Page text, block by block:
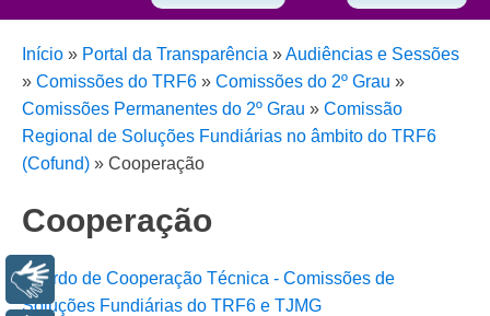
Início » Portal da Transparência »Audiências e Sessões
» Comissões do TRF6 » Comissões do 2º Grau »
Comissões Permanentes do 2º Grau » Comissão
Regional de Soluções Fundiárias no âmbito do TRF6
(Cofund) » Cooperação
Cooperação
Acordo de Cooperação Técnica - Comissões de
Soluções Fundiárias do TRF6 e TJMG
Libras